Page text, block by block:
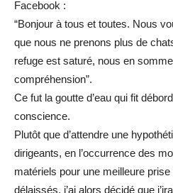
Facebook :
“Bonjour à tous et toutes. Nous
que nous ne prenons plus de
refuge est saturé, nous en
compréhension”.
Ce fut la goutte d’eau qui fit
conscience.
Plutôt que d’attendre une
dirigeants, en l’occurrence des
matériels pour une meilleure
délaissés, j’ai alors décidé que